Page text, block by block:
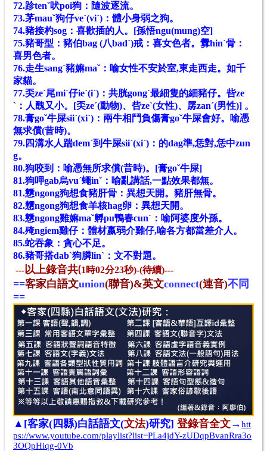
72.跈tenˇ吠poi狗：隨波逐流。
73.茅mauˇ狗仔veˋ(viˋ)：體小身弱之狗。
74.豬接杓sog：喜歡插的人。[孫悟ngu(mung)空]
75.豬哥型：豬伯bag (八badˋ)戒：喜女色者。釁hinˋ骨：
喜男色者。
76.走生sangˊ豬嫲maˇ：喻女性不安於室,東走西走。如千
家貓。
77.奀zeˊ尾miˊ仔ieˋ(iˋ)：共胱gongˊ最細隻的細豬仔。呰ze
ˋ：人醜又小。[奀zeˊ(動物)、呰zeˋ(女性)、孱zanˊ(男性)] 。
78.膏goˇ牛屎siiˋ(xiˋ)：兩牛相鬥負傷膏goˇ牛屎會好。喻憑
無求償(昔時)。
79.四溝水人踹demˋ到牛屎siiˋ(xiˋ)：的dag準,恁對,恁中zun
g。
80.狗咬到：喻憑無所求償(昔時)。[膏goˇ牛屎]
81.狗呷gab烏vuˊ蠅inˇ：喻亂講話,一點效果都無。
81.戇ngong狗想食豬肝骨：異想天開。豬肝無骨。
82.戇ngong狗想食羊核hag卵：異想天開。
83.戇ngong雞嫲maˇ孵pu鴨春cunˊ：喻阿婆度外孫。
84.殗ngiem雞仔：體材嬴弱介雞仔,喻各方都當差介人。
85.蛇吞象：貪心不足。
86.豬哥搭dabˋ狗膦linˋ：文不對題。
---以上錄音共(1時02分23秒)-(待續)---
==客家白語文union(聯音)&英文connect(連音)不同
==
▲[客家(四縣)白話語文(文法)研究] 登錄音全文→htt
ps://www.youtube.com/playlist?list=PLa4jdY-zUDqpBvanRra3o
3OQpHiqg-0Vb